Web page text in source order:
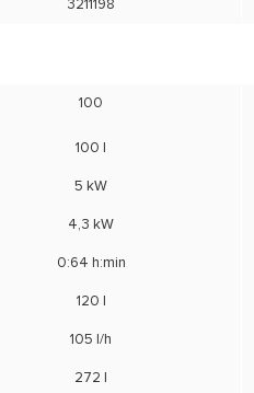
3211198
100
100 l
5 kW
4,3 kW
0:64 h:min
120 l
105 l/h
272 l